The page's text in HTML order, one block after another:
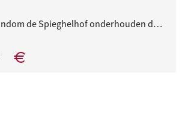
De bewoners rondom de Spieghelhof onderhouden de twee bloemvakken in het Spieghelhof.